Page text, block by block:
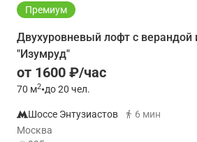
Премиум
Двухуровневый лофт с верандой
"Изумруд"
от 1600 ₽/час
70 м2•до 20 чел.
Шоссе Энтузиастов
6 мин
Москва